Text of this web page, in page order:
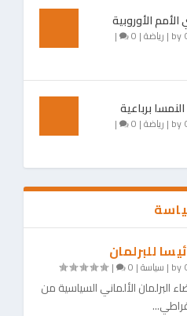
الأوروبية
by
| رياضة|
0
|
برباعية
by
| رياضة|
0
|
للبرلمان
by
| سياسة|
0
|
البرلمان الألماني السياسية من